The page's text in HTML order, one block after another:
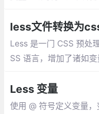
更易维护和扩展。
less文件转换为
Less 是一门 CSS 预处
SS 语言，增加了诸如
制作主题、扩充。本文
何转化为css文件
Less 变量
使用 @ 符号定义变量